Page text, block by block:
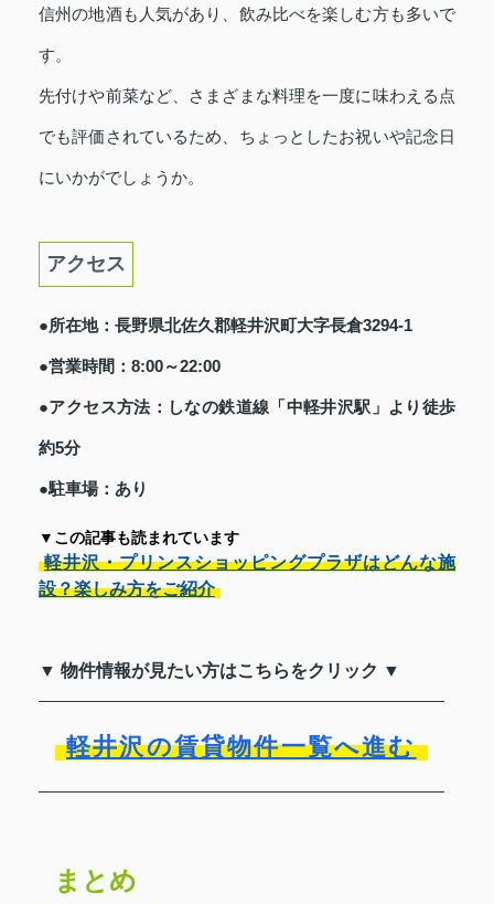
信州の地酒も人気があり、飲み比べを楽しむ方も多いで
す。
先付けや前菜など、さまざまな料理を一度に味わえる点
でも評価されているため、ちょっとしたお祝いや記念日
にいかがでしょうか。
アクセス
●所在地：長野県北佐久郡軽井沢町大字長倉3294-1
●営業時間：8:00～22:00
●アクセス方法：しなの鉄道線「中軽井沢駅」より徒歩
約5分
●駐車場：あり
▼この記事も読まれています
軽井沢・プリンスショッピングプラザはどんな施
設？楽しみ方をご紹介
▼ 物件情報が見たい方はこちらをクリック ▼
軽井沢の賃貸物件一覧へ進む
まとめ